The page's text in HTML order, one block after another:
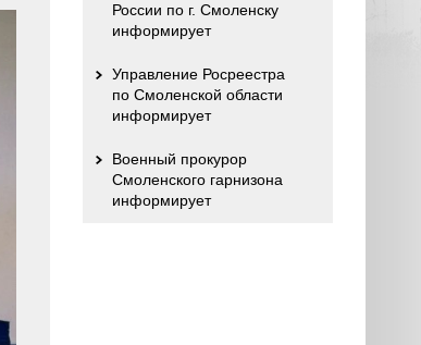
России по г. Смоленску
информирует
Управление Росреестра
по Смоленской области
информирует
Военный прокурор
Смоленского гарнизона
информирует